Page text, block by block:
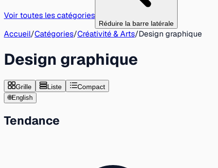
Voir toutes les catégories
Réduire la barre latérale
Accueil/Catégories/Créativité & Arts/Design graphique
Design graphique
Grille Liste Compact
🌐English
Tendance